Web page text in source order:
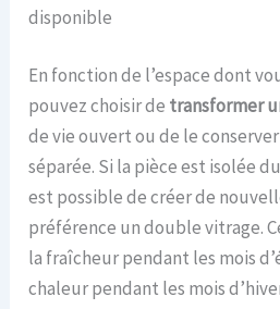
disponible
En fonction de l’espace dont
pouvez choisir de transformer
de vie ouvert ou de le
séparée. Si la pièce est isolée
est possible de créer de
préférence un double vitrage.
la fraîcheur pendant les mois
chaleur pendant les mois